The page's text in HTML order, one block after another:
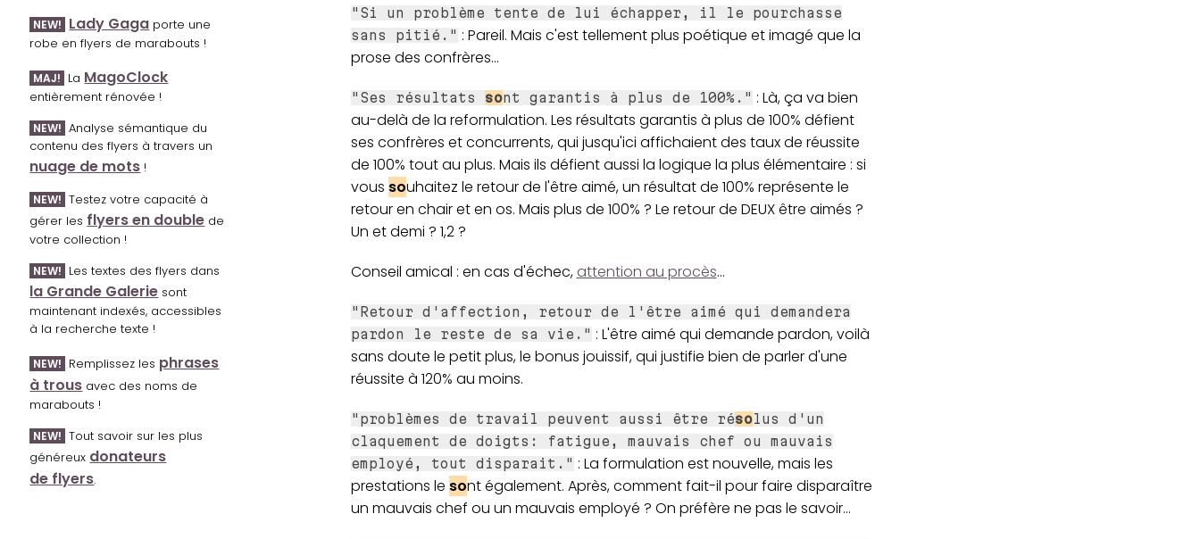
NEW! Lady Gaga porte une
robe en flyers de marabouts !
MAJ! La MagoClock
entièrement rénovée !
NEW! Analyse sémantique du
contenu des flyers à travers un
nuage de mots !
NEW! Testez votre capacité à
gérer les flyers en double de
votre collection !
NEW! Les textes des flyers dans
la Grande Galerie sont
maintenant indexés, accessibles
à la recherche texte !
NEW! Remplissez les phrases
à trous avec des noms de
marabouts !
NEW! Tout savoir sur les plus
généreux donateurs
de flyers.
"Si un problème tente de lui échapper, il le pourchasse
sans pitié." : Pareil. Mais c'est tellement plus poétique et imagé que la
prose des confrères...
"Ses résultats sont garantis à plus de 100%." : Là, ça va bien
au-delà de la reformulation. Les résultats garantis à plus de 100% défient
ses confrères et concurrents, qui jusqu'ici affichaient des taux de réussite
de 100% tout au plus. Mais ils défient aussi la logique la plus élémentaire : si
vous souhaitez le retour de l'être aimé, un résultat de 100% représente le
retour en chair et en os. Mais plus de 100% ? Le retour de DEUX être aimés ?
Un et demi ? 1,2 ?
Conseil amical : en cas d'échec, attention au procès...
"Retour d'affection, retour de l'être aimé qui demandera
pardon le reste de sa vie." : L'être aimé qui demande pardon, voilà
sans doute le petit plus, le bonus jouissif, qui justifie bien de parler d'une
réussite à 120% au moins.
"problèmes de travail peuvent aussi être résolus d'un
claquement de doigts: fatigue, mauvais chef ou mauvais
employé, tout disparait." : La formulation est nouvelle, mais les
prestations le sont également. Après, comment fait-il pour faire disparaître
un mauvais chef ou un mauvais employé ? On préfère ne pas le savoir...